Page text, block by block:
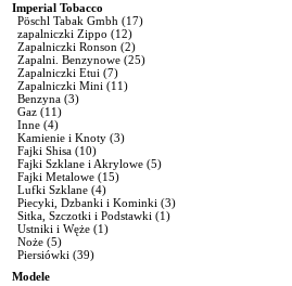
Imperial Tobacco
Pöschl Tabak Gmbh (17)
zapalniczki Zippo (12)
Zapalniczki Ronson (2)
Zapalni. Benzynowe (25)
Zapalniczki Etui (7)
Zapalniczki Mini (11)
Benzyna (3)
Gaz (11)
Inne (4)
Kamienie i Knoty (3)
Fajki Shisa (10)
Fajki Szklane i Akrylowe (5)
Fajki Metalowe (15)
Lufki Szklane (4)
Piecyki, Dzbanki i Kominki (3)
Sitka, Szczotki i Podstawki (1)
Ustniki i Węże (1)
Noże (5)
Piersiówki (39)
Modele